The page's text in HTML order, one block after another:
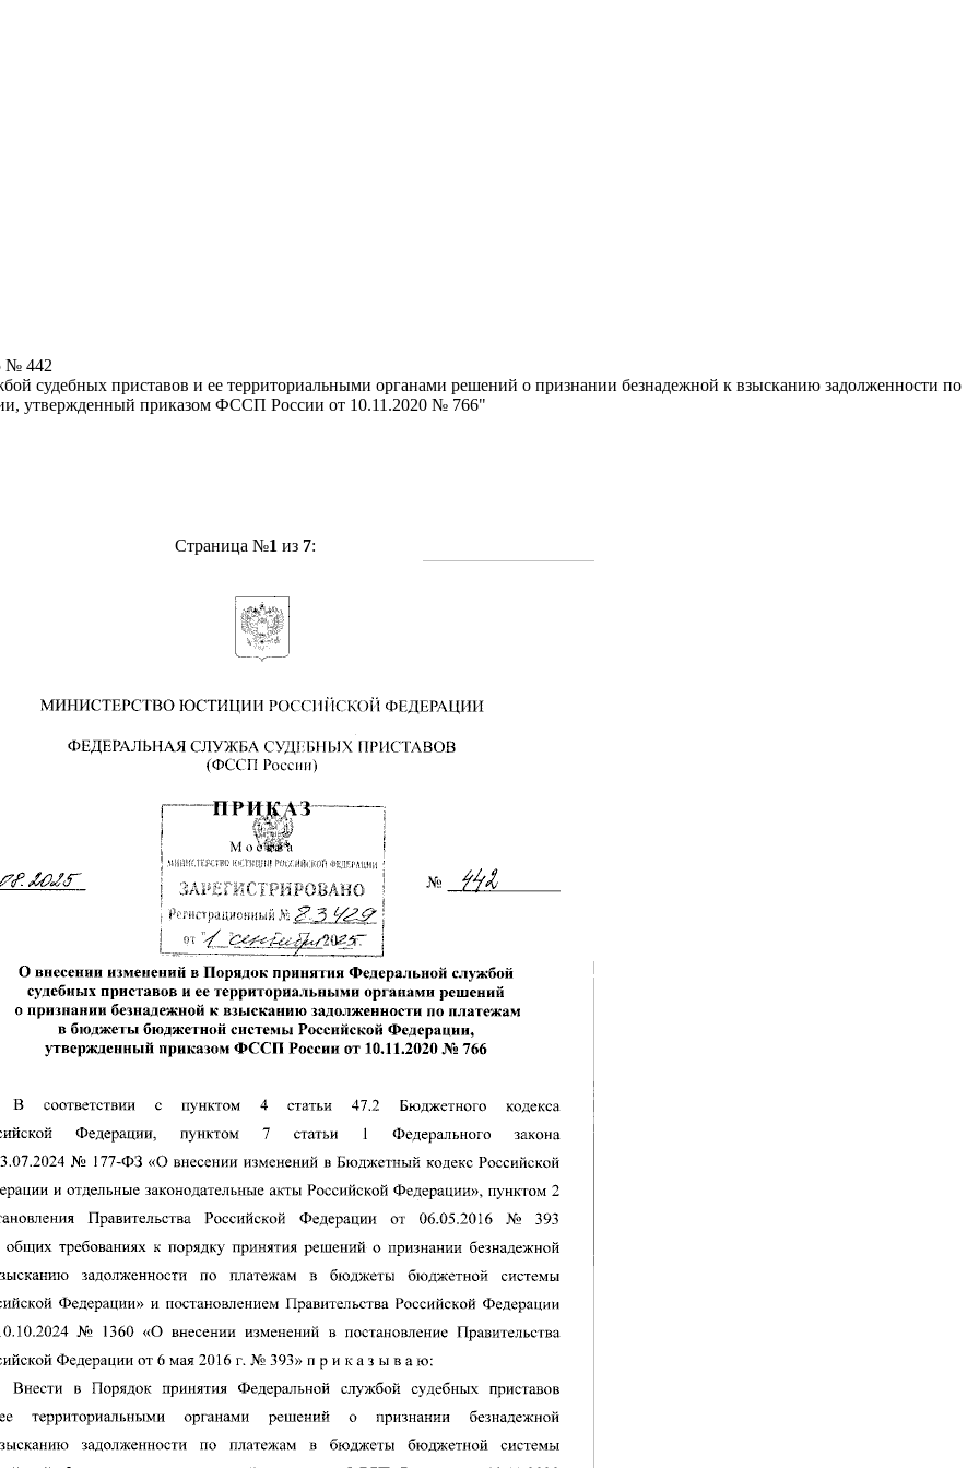
№ 442
судебных приставов и ее территориальными органами решений о признании безнадежной к взысканию задолженности по
утвержденный приказом ФССП России от 10.11.2020 № 766"
Страница №1 из 7: